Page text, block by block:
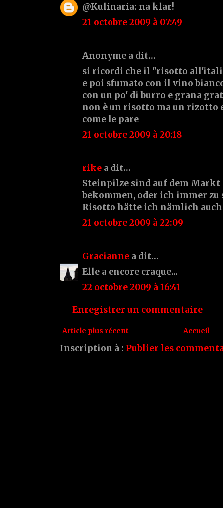
@Kulinaria: na klar!
21 octobre 2009 à 07:49
Anonyme a dit…
si ricordi che il "risotto
e poi sfumato con il vino
con un po' di burro e grana
non è un risotto ma un rizotto
come le pare
21 octobre 2009 à 20:18
rike a dit…
Steinpilze sind auf dem Markt
bekommen, oder ich immer zu
Risotto hätte ich nämlich
21 octobre 2009 à 22:09
Gracianne a dit…
Elle a encore craque...
22 octobre 2009 à 16:41
Enregistrer un commentaire
Article plus récent Accueil
Inscription à : Publier les